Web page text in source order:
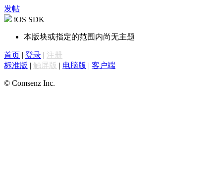
发帖
iOS SDK
本版块或指定的范围内尚无主题
首页 | 登录 | 注册
标准版 | 触屏版 | 电脑版 | 客户端
© Comsenz Inc.